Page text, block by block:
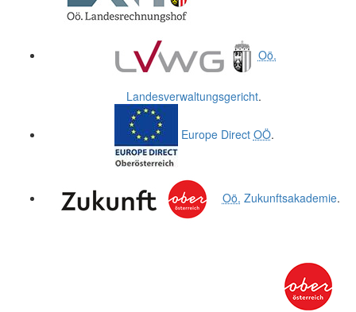
Oö.
Landesverwaltungsgericht.
Europe Direct OÖ.
Oö. Zukunftsakademie.